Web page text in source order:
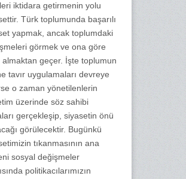
iktidara getirmenin yolu
Türk toplumunda başarılı
yapmak, ancak toplumdaki
görmek ve ona göre
almaktan geçer. İşte toplumun
tavır uygulamaları devreye
o zaman yönetilenlerin
üzerinde söz sahibi
gerçekleşip, siyasetin önü
görülecektir. Bugünkü
tıkanmasının ana
sosyal değişmeler
politikacılarımızın